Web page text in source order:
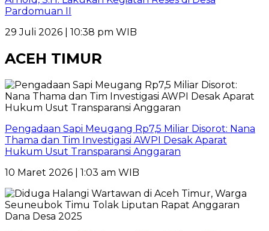
Pardomuan II
29 Juli 2026 | 10:38 pm WIB
ACEH TIMUR
Pengadaan Sapi Meugang Rp7,5 Miliar Disorot: Nana
Thama dan Tim Investigasi AWPI Desak Aparat
Hukum Usut Transparansi Anggaran
10 Maret 2026 | 1:03 am WIB